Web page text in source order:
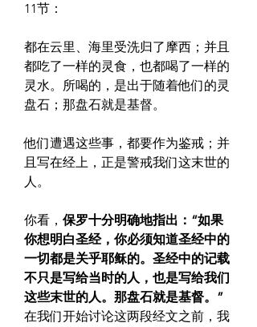
11节：
都在云里、海里受洗归了摩西；并且
都吃了一样的灵食，也都喝了一样的
灵水。所喝的，是出于随着他们的灵
盘石；那盘石就是基督。
他们遭遇这些事，都要作为鉴戒；并
且写在经上，正是警戒我们这末世的
人。
你看， 保罗十分明确地指出：“如果
你想明白圣经，你必须知道圣经中的
一切都是关乎耶稣的。圣经中的记载
不只是写给当时的人，也是写给我们
这些末世的人。那盘石就是基督。”
在我们开始讨论这两段经文之前，我